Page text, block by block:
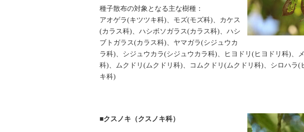
種子散布の対象となる主な樹種：
アオゲラ(キツツキ科)、モズ(モズ科)、カケス
(カラス科)、ハシボソガラス(カラス科)、ハシ
ブトガラス(カラス科)、ヤマガラ(シジュウカ
ラ科)、シジュウカラ(シジュウカラ科)、ヒヨドリ(ヒヨドリ科)、
科)、ムクドリ(ムクドリ科)、コムクドリ(ムクドリ科)、シロハラ
キ科)
■クスノキ（クスノキ科）